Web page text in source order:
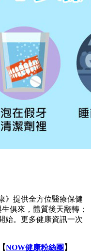
》提供全方位醫療保健
俱來，體質後天翻轉；
始。更多健康資訊一次
NOW健康粉絲團 】